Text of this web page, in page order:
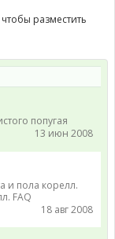
разместить
попугая
13 июн 2008
и пола корелл.
FAQ
18 авг 2008